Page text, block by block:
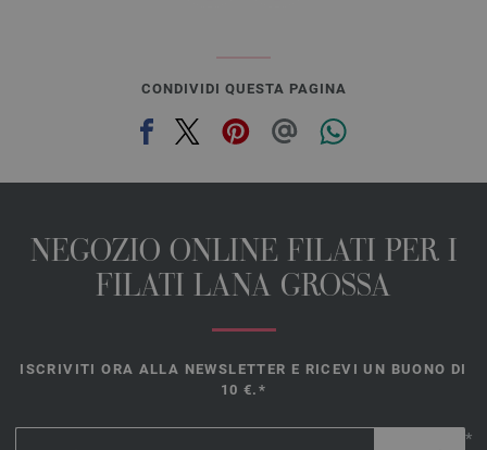
CONDIVIDI QUESTA PAGINA
NEGOZIO ONLINE FILATI PER I
FILATI LANA GROSSA
ISCRIVITI ORA ALLA NEWSLETTER E RICEVI UN BUONO DI
10 €.*
*